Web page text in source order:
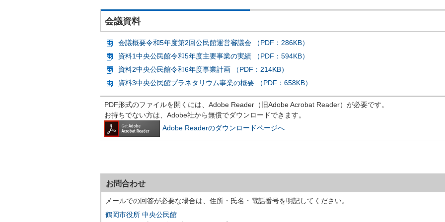
会議資料
会議概要令和5年度第2回公民館運営審議会 （PDF：286KB）
資料1中央公民館令和5年度主要事業の実績 （PDF：594KB）
資料2中央公民館令和6年度事業計画 （PDF：214KB）
資料3中央公民館プラネタリウム事業の概要 （PDF：658KB）
PDF形式のファイルを開くには、Adobe Reader（旧Adobe Acrobat Reader）が必要です。
お持ちでない方は、Adobe社から無償でダウンロードできます。
Adobe Readerのダウンロードページへ
お問合わせ
メールでの回答が必要な場合は、住所・氏名・電話番号を明記してください。
鶴岡市役所 中央公民館